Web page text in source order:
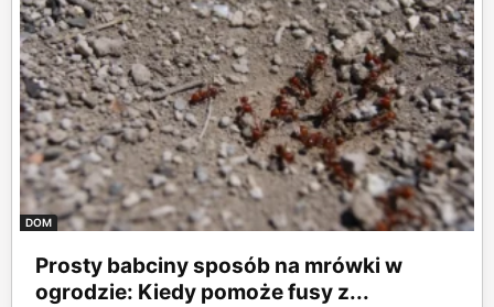
DOM
Prosty babciny sposób na mrówki w
ogrodzie: Kiedy pomoże fusy z...